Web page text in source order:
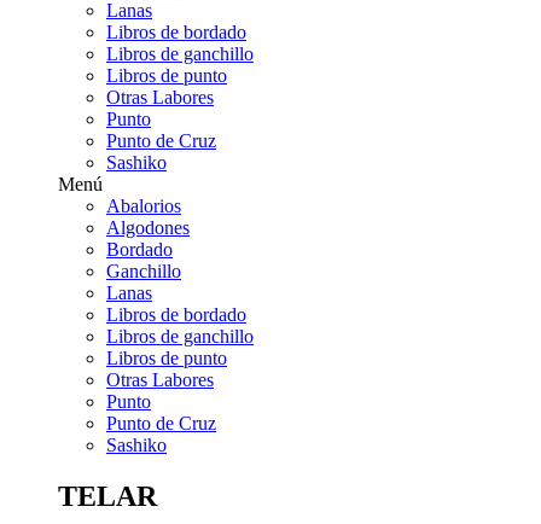
Lanas
Libros de bordado
Libros de ganchillo
Libros de punto
Otras Labores
Punto
Punto de Cruz
Sashiko
Menú
Abalorios
Algodones
Bordado
Ganchillo
Lanas
Libros de bordado
Libros de ganchillo
Libros de punto
Otras Labores
Punto
Punto de Cruz
Sashiko
TELAR